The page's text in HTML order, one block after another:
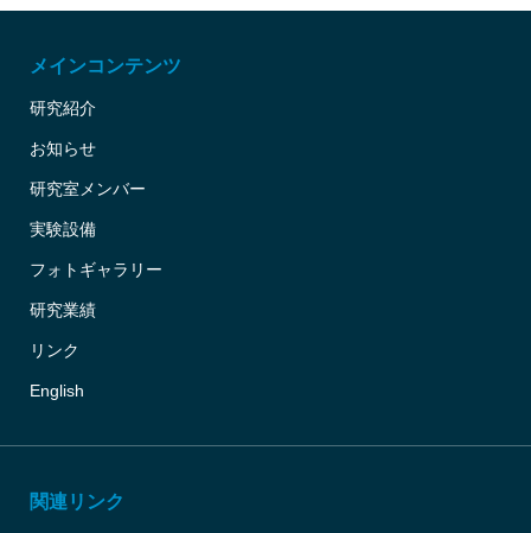
メインコンテンツ
研究紹介
お知らせ
研究室メンバー
実験設備
フォトギャラリー
研究業績
リンク
English
関連リンク